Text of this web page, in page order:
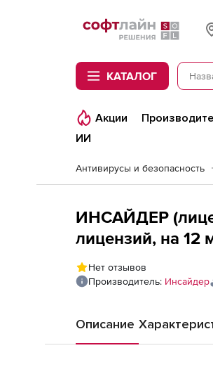
Softline
КАТАЛОГ
Акции
ИИ
Антивирусы и безопасность
ИНСАЙДЕР
лицензий, на 12
Нет отзывов
Производитель: Инсайдер
Описание